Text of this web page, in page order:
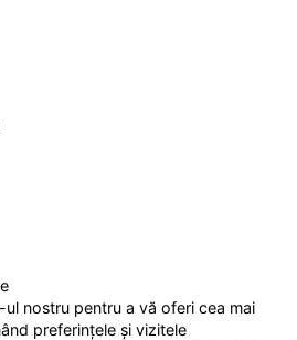
nostru pentru a vă oferi cea mai
preferințele și vizitele